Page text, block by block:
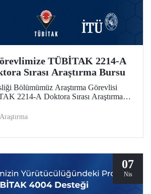
TÜBİTAK 2214-A
Sırası Araştırma Bursu
Bölümümüz Araştırma Görevlisi
2214-A Doktora Sırası Araştırma
Araştırma
07
Nis